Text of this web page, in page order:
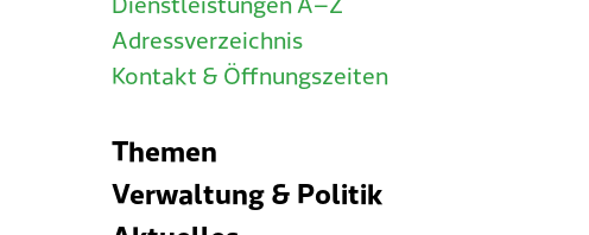
Adressverzeichnis
Kontakt & Öffnungszeiten
Themen
Verwaltung & Politik